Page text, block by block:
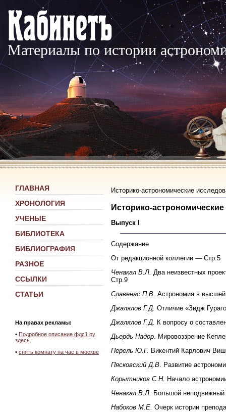
Материалы по истории
ГЛАВНАЯ
ХРОНОЛОГИЯ
УЧЕНЫЕ
БИБЛИОТЕКА
БИБЛИОГРАФИЯ
РАЗНОЕ
ССЫЛКИ
СТАТЬИ
На правах рекламы:
• Подробное описание фдс1 ру
здесь
• снять комнату на час в москве
Историко-астрономические
Историко-
Выпуск I
Содержание
От редакционной коллегии — Стр.5
Ченакал В.Л. Два неизвестных
Стр.9
Славенас П.В. Астрономия в
Джалялов Г.Д. Отличие «Зидж
Джалялов Г.Д. К вопросу о
Дьердь Надор. Мировоззрение
Перель Ю.Г. Викентий Карлович
Пясковский Д.В. Развитие
Корытников С.Н. Начало
Ченакал В.Л. Большой
Набоков М.Е. Очерк истории